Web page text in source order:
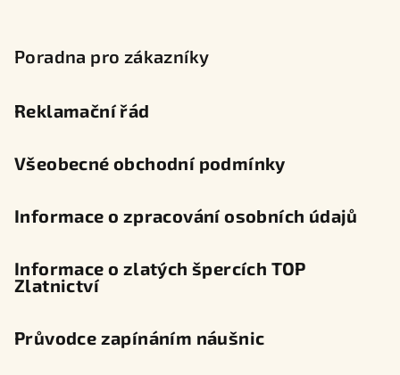
Poradna pro zákazníky
Reklamační řád
Všeobecné obchodní podmínky
Informace o zpracování osobních údajů
Informace o zlatých špercích TOP
Zlatnictví
Průvodce zapínáním náušnic